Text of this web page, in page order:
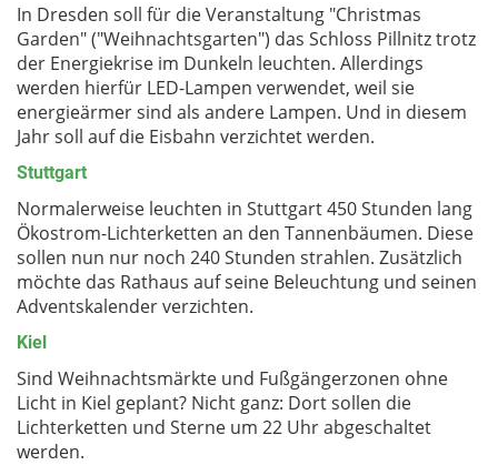
In Dresden soll für die Veranstaltung "Christmas
Garden" ("Weihnachtsgarten") das Schloss Pillnitz trotz
der Energiekrise im Dunkeln leuchten. Allerdings
werden hierfür LED-Lampen verwendet, weil sie
energieärmer sind als andere Lampen. Und in diesem
Jahr soll auf die Eisbahn verzichtet werden.
Stuttgart
Normalerweise leuchten in Stuttgart 450 Stunden lang
Ökostrom-Lichterketten an den Tannenbäumen. Diese
sollen nun nur noch 240 Stunden strahlen. Zusätzlich
möchte das Rathaus auf seine Beleuchtung und seinen
Adventskalender verzichten.
Kiel
Sind Weihnachtsmärkte und Fußgängerzonen ohne
Licht in Kiel geplant? Nicht ganz: Dort sollen die
Lichterketten und Sterne um 22 Uhr abgeschaltet
werden.